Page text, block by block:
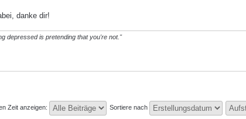
danke dir!
depressed is pretending that you're not."
Zeit anzeigen: Sortiere nach